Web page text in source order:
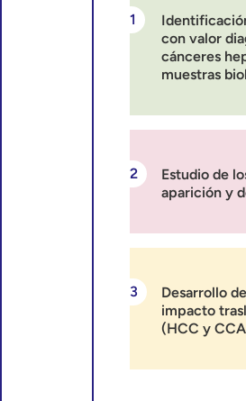
con valor
cánceres
muestras
Estudio de
aparición y
Desarrollo
impacto
(HCC y